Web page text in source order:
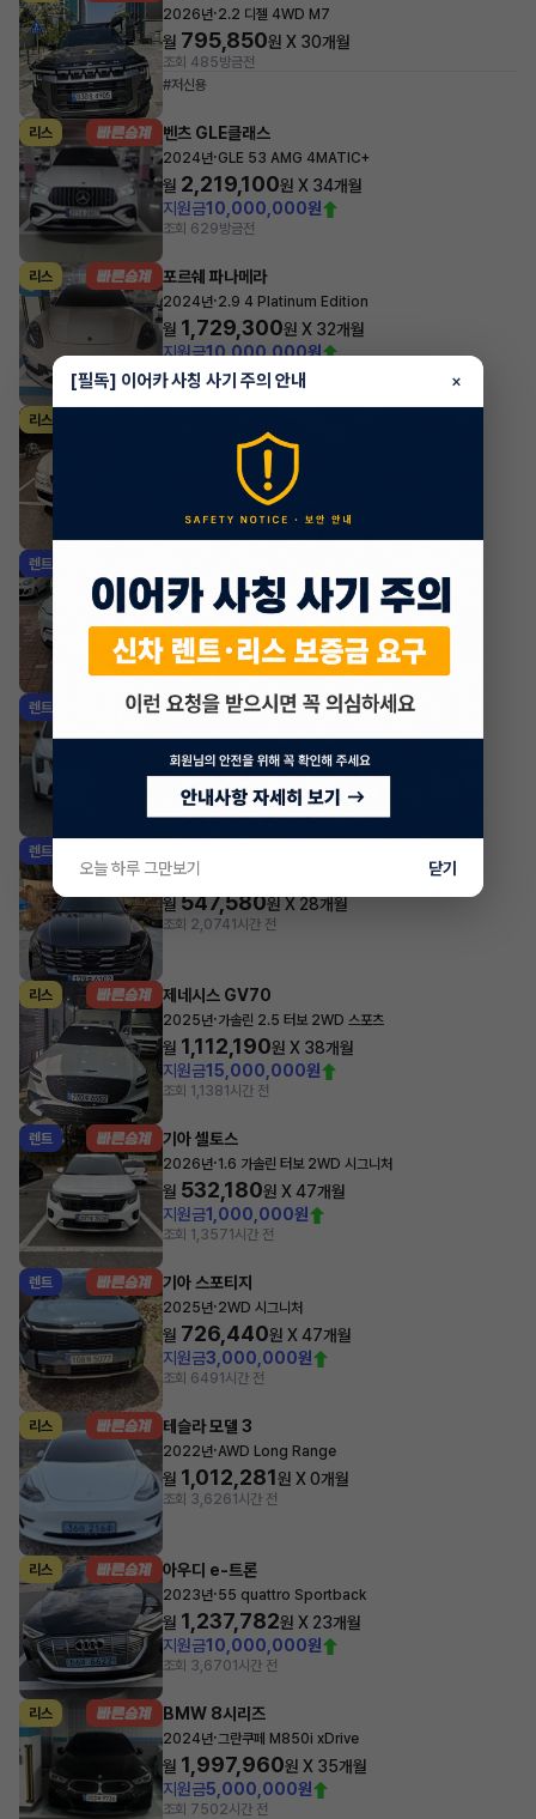
2026년·2.2 디젤 4WD M7
월 795,850원 X 30개월
조회 485방금전
#저신용
리스 벤츠 GLE클래스
2024년·GLE 53 AMG 4MATIC+
월 2,219,100원 X 34개월
지원금10,000,000원
조회 629방금전
리스 포르쉐 파나메라
2024년·2.9 4 Platinum Edition
월 1,729,300원 X 32개월
지원금10,000,000원
조회 2,047방금전
리스
가솔린 2.5 터보 2WD 기본형
1,047,300 원 X
1시간 전
렌트
2025년 롱 레인지 에어
월 579,920원 X 42개월
지원금1,000,000원
조회 7,224 1시간 전
렌트 기아 쏘렌토
월744,700원 X42개월
조회 1,1641시간 전
렌트
2024년
월 547,580원 X 28개월
조회 2,0741시간 전
리스 제네시스 GV70
2025년·가솔린 2.5 터보 2WD 스포츠
월 1,112,190원 X 38개월
지원금15,000,000원
조회 1,1381시간 전
렌트 기아 셀토스
2026년·1.6 가솔린 터보 2WD 시그니처
월 532,180원 X47개월
지원금1,000,000원
조회 1,3571시간 전
렌트 기아 스포티지
2025년·2WD 시그니처
월 726,440원 X47개월
지원금3,000,000원
조회 6491시간 전
리스 테슬라 모델 3
2022년·AWD Long Range
월 1,012,281원 X0개월
조회 3,6261시간 전
리스 아우디 e-트론
2023년·55 quattro Sportback
월 1,237,782원 X 23개월
지원금10,000,000원
조회 3,6701시간 전
리스 BMW 8시리즈
2024년·그란쿠페 M850i xDrive
월 1,997,960원 X 35개월
지원금5,000,000원
조회 7502시간 전
[필독] 이어카 사칭 사기 주의 안내 ×
오늘 하루 그만보기 닫기